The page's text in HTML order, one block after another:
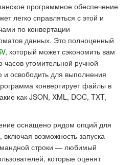
программное обеспечение
легко справляться с этой и
по конвертации
данных. Это полноценный
, который может сэкономить вам
утомительной ручной
освободить для выполнения
конвертирует файлы в
как JSON, XML, DOC, TXT,
оснащено рядом опций для
возможность запуска
строки — любимый
которые оценят